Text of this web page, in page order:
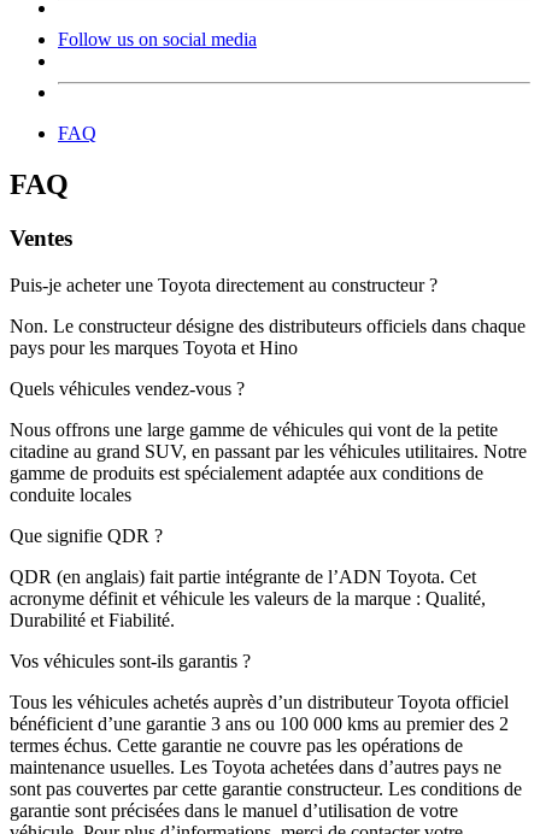
Follow us on social media
FAQ
FAQ
Ventes
Puis-je acheter une Toyota directement au constructeur ?
Non. Le constructeur désigne des distributeurs officiels dans chaque
pays pour les marques Toyota et Hino
Quels véhicules vendez-vous ?
Nous offrons une large gamme de véhicules qui vont de la petite
citadine au grand SUV, en passant par les véhicules utilitaires. Notre
gamme de produits est spécialement adaptée aux conditions de
conduite locales
Que signifie QDR ?
QDR (en anglais) fait partie intégrante de l’ADN Toyota. Cet
acronyme définit et véhicule les valeurs de la marque : Qualité,
Durabilité et Fiabilité.
Vos véhicules sont-ils garantis ?
Tous les véhicules achetés auprès d’un distributeur Toyota officiel
bénéficient d’une garantie 3 ans ou 100 000 kms au premier des 2
termes échus. Cette garantie ne couvre pas les opérations de
maintenance usuelles. Les Toyota achetées dans d’autres pays ne
sont pas couvertes par cette garantie constructeur. Les conditions de
garantie sont précisées dans le manuel d’utilisation de votre